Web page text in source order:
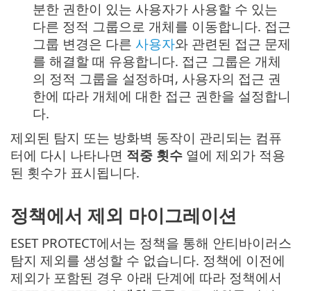
분한 권한이 있는 사용자가 사용할 수 있는
다른 정적 그룹으로 개체를 이동합니다. 접근
그룹 변경은 다른 사용자와 관련된 접근 문제
를 해결할 때 유용합니다. 접근 그룹은 개체
의 정적 그룹을 설정하며, 사용자의 접근 권
한에 따라 개체에 대한 접근 권한을 설정합니
다.
제외된 탐지 또는 방화벽 동작이 관리되는 컴퓨
터에 다시 나타나면 적중 횟수 열에 제외가 적용
된 횟수가 표시됩니다.
정책에서 제외 마이그레이션
ESET PROTECT에서는 정책을 통해 안티바이러스
탐지 제외를 생성할 수 없습니다. 정책에 이전에
제외가 포함된 경우 아래 단계에 따라 정책에서